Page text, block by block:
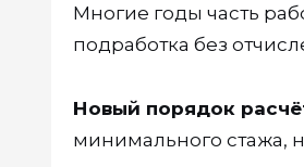
Многие годы часть
подработка без
Новый порядок
минимального стажа,